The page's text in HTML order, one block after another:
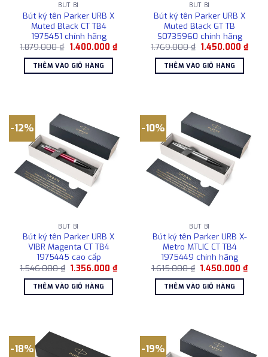
BÚT BI
Bút ký tên Parker URB X
Muted Black CT TB4
1975451 chính hãng
1.879.000₫ Giá
là:
1.879.000 ₫.
1.400.000 ₫Giá
hiện
1.400.000 ₫.
THÊM VÀO GIỎ HÀNG
BÚT BI
Bút ký tên Parker URB X
Muted Black GT TB
S0735960 chính hãng
1.769.000₫ Giá
là:
1.769.000 ₫.
1.450.000₫Giá
hiện
THÊM VÀO GIỎ HÀNG
-12%
BÚT BI
Bút ký tên Parker URB X
VIBR Magenta CT TB4
1975445 cao cấp
1.546.000₫ Giá
là:
1.546.000 ₫.
1.356.000₫Giá
hiện
1.356.000 ₫.
THÊM VÀO GIỎ HÀNG
-10%
BÚT BI
Bút ký tên Parker URB X-
Metro MTLIC CT TB4
1975449 chính hãng
1.615.000₫ Giá
là:
1.615.000 ₫.
1.450.000₫Giá
hiện
THÊM VÀO GIỎ HÀNG
-18% -19%